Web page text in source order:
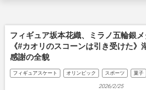
フィギュア坂本花織、ミラノ五輪銀
《#カオリのスコーンは引き受けた》
感謝の全貌
フィギュアスケート オリンピック スポーツ 菓子
2026/2/25